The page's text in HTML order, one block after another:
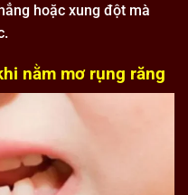
hoặc xung đột mà
nằm mơ rụng răng